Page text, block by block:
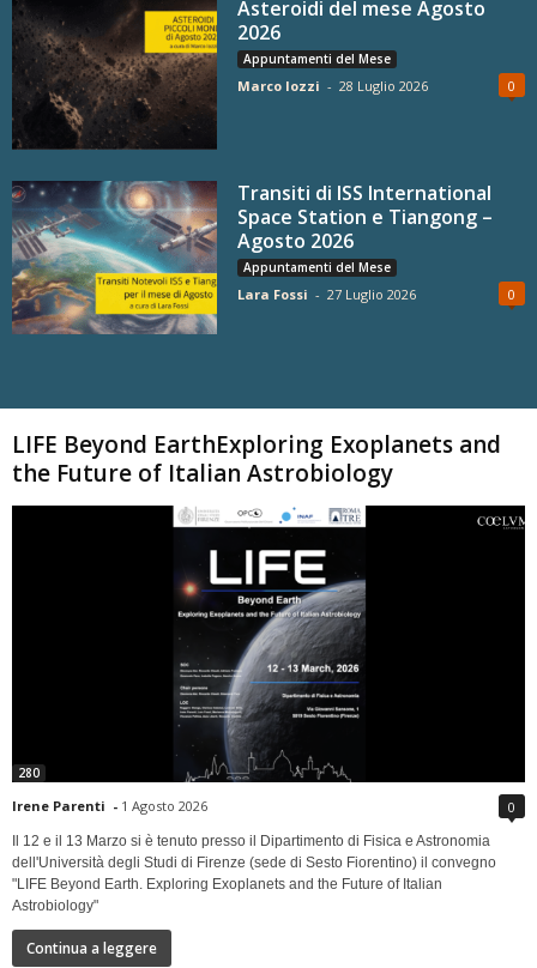
Asteroidi del mese Agosto
2026
Appuntamenti del Mese
Marco Iozzi - 28 Luglio 2026 0
Transiti di ISS International
Space Station e Tiangong –
Agosto 2026
Appuntamenti del Mese
Lara Fossi - 27 Luglio 2026 0
LIFE Beyond EarthExploring Exoplanets and
the Future of Italian Astrobiology
280
Irene Parenti - 1 Agosto 2026 0
Il 12 e il 13 Marzo si è tenuto presso il Dipartimento di Fisica e Astronomia
dell'Università degli Studi di Firenze (sede di Sesto Fiorentino) il convegno
"LIFE Beyond Earth. Exploring Exoplanets and the Future of Italian
Astrobiology"
Continua a leggere